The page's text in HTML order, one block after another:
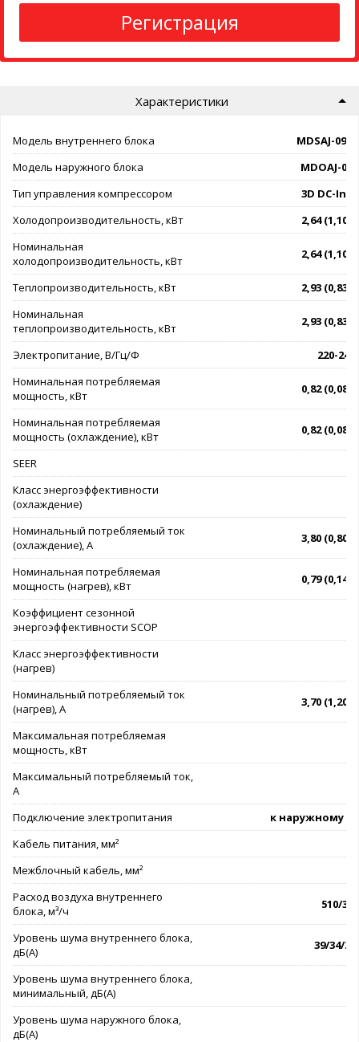
Регистрация
Характеристики
Модель внутреннего блока
MDSAJ-
Модель наружного блока
MDOAJ-
Тип управления компрессором
3D DC-
Холодопроизводительность, кВт
2,64 (1,10 -
Номинальная
холодопроизводительность, кВт
2,64 (1,10 -
Теплопроизводительность, кВт
2,93 (0,83 -
Номинальная
теплопроизводительность, кВт
2,93 (0,83 -
Электропитание, В/Гц/Ф
220-
Номинальная потребляемая
мощность, кВт
0,82 (0,08 -
Номинальная потребляемая
мощность (охлаждение), кВт
0,82 (0,08 -
SEER
Класс энергоэффективности
(охлаждение)
Номинальный потребляемый ток
(охлаждение), А
3,80 (0,80 -
Номинальная потребляемая
мощность (нагрев), кВт
0,79 (0,14 -
Коэффициент сезонной
энергоэффективности SCOP
Класс энергоэффективности
(нагрев)
Номинальный потребляемый ток
(нагрев), А
3,70 (1,20 -
Максимальная потребляемая
мощность, кВт
Максимальный потребляемый ток,
А
Подключение электропитания
к наружному
Кабель питания, мм²
Межблочный кабель, мм²
Расход воздуха внутреннего
блока, м³/ч
510/
Уровень шума внутреннего блока,
дБ(А)
39/34/
Уровень шума внутреннего блока,
минимальный, дБ(А)
Уровень шума наружного блока,
дБ(А)